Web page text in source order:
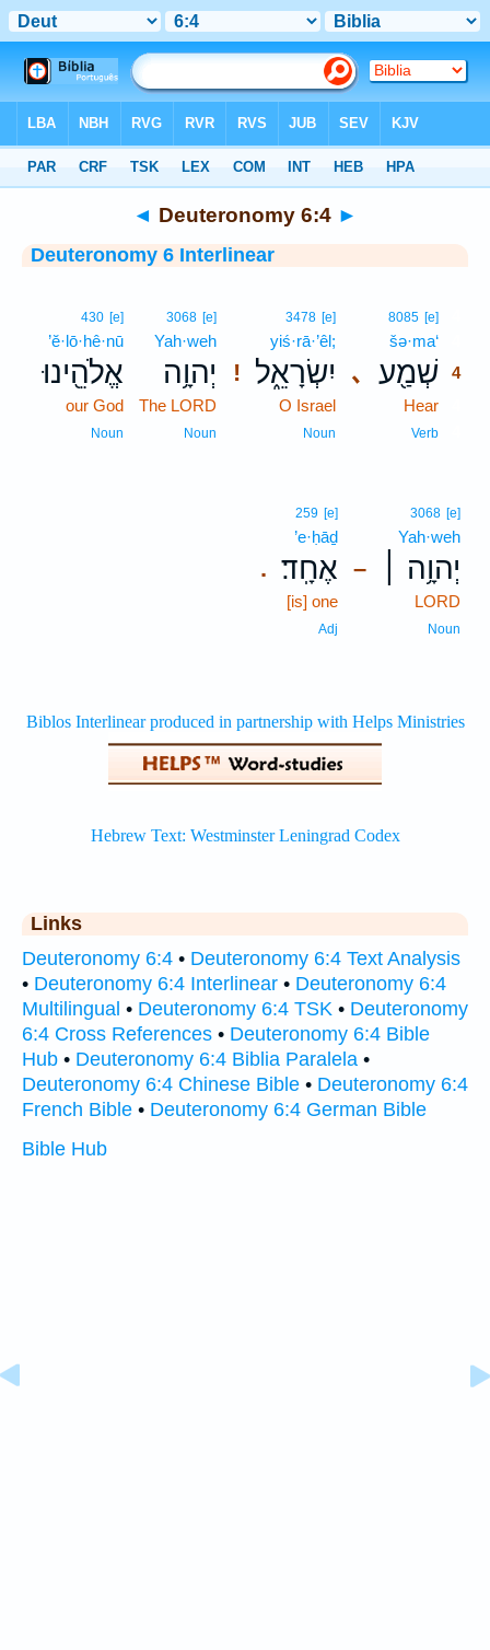
◄ Deuteronomy 6:4 ►
Deuteronomy 6 Interlinear
､
8085 [e]
šə·ma‘
שְׁמַ֖ע 4
Hear
Verb
!
3478 [e]
yiś·rā·’êl;
יִשְׂרָאֵ֑ל
O Israel
Noun
3068 [e]
Yah·weh
יְהוָ֥ה
The LORD
Noun
430 [e]
’ĕ·lō·hê·nū
אֱלֹהֵ֖ינוּ
our God
Noun
–
3068 [e]
Yah·weh
יְהוָ֥ה ׀
LORD
Noun
.
259 [e]
’e·ḥāḏ
אֶחָֽד׃
[is] one
Adj
Links
Deuteronomy 6:4 • Deuteronomy 6:4 Text Analysis
• Deuteronomy 6:4 Interlinear • Deuteronomy 6:4
Multilingual • Deuteronomy 6:4 TSK • Deuteronomy
6:4 Cross References • Deuteronomy 6:4 Bible
Hub • Deuteronomy 6:4 Biblia Paralela •
Deuteronomy 6:4 Chinese Bible • Deuteronomy 6:4
French Bible • Deuteronomy 6:4 German Bible
Bible Hub